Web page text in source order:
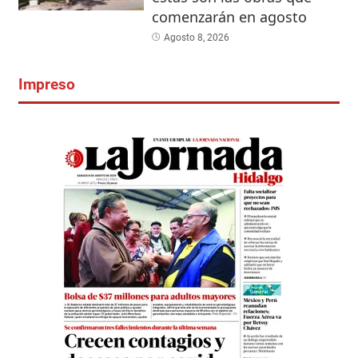
comenzarán en agosto
Agosto 8, 2026
Impreso